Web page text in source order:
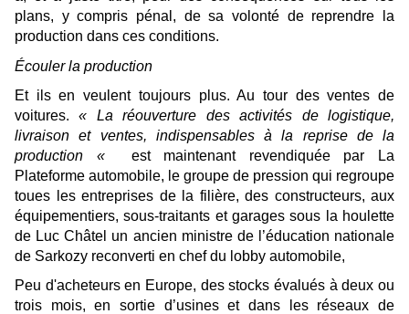
plans, y compris pénal, de sa volonté de reprendre la
production dans ces conditions.
Écouler la production
Et ils en veulent toujours plus.Au tour des ventes de
voitures.« La réouverture des activités de logistique,
livraison et ventes, indispensables à la reprise de la
production « est maintenant revendiquée par La
Plateforme automobile, le groupe de pression qui regroupe
toues les entreprises de la filière, des constructeurs, aux
équipementiers, sous-traitants et garages sous la houlette
de Luc Châtel un ancien ministre de l’éducation nationale
de Sarkozy reconverti en chef du lobby automobile,
Peu d'acheteurs en Europe, des stocks évalués à deux ou
trois mois,en sortie d’usines et dans les réseaux de